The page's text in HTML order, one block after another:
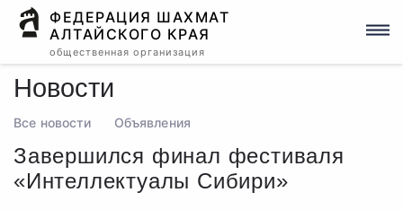
ФЕДЕРАЦИЯ ШАХМАТ
АЛТАЙСКОГО КРАЯ
общественная организация
Новости
Все новости Объявления
Завершился финал фестиваля
«Интеллектуалы Сибири»